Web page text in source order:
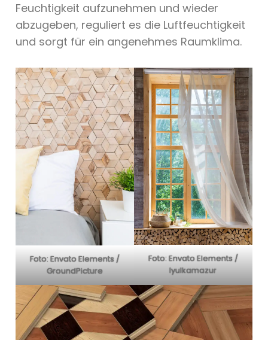
Feuchtigkeit aufzunehmen und wieder
abzugeben, reguliert es die Luftfeuchtigkeit
und sorgt für ein angenehmes Raumklima.
Foto: Envato Elements /
GroundPicture
Foto: Envato Elements /
lyulkamazur